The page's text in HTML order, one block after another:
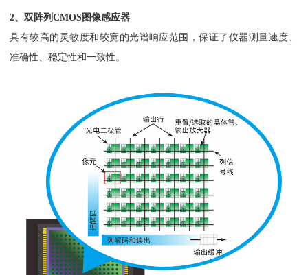
2、双阵列CMOS图像感应器
具有较高的灵敏度和较宽的光谱响应范围，保证了仪器测量速度、
准确性、稳定性和一致性。